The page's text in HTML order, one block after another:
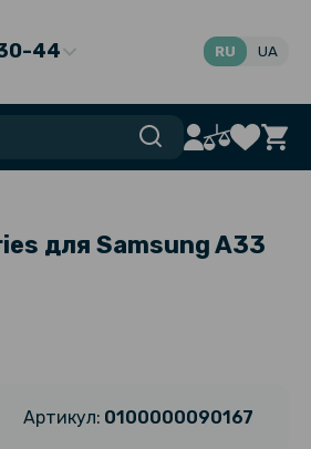
44 RU UA
для Samsung A33
Артикул: 0100000090167